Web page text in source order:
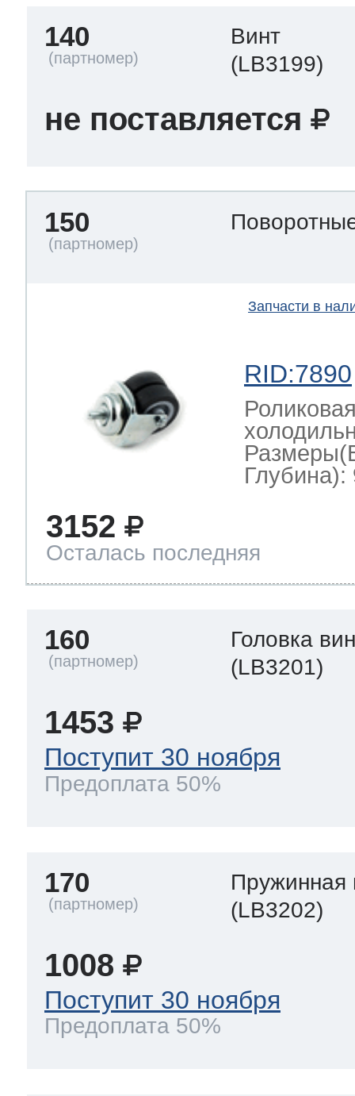
140
Винт
(LB3199)
не поставляется
150
Запчасти в
RID:7890
Глубина):
3152
Осталась последняя
160
Головка
(LB3201)
1453
Поступит 30 ноября
Предоплата 50%
170
Пружинная
(LB3202)
1008
Поступит 30 ноября
Предоплата 50%